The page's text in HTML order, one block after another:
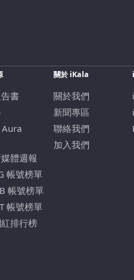
書
體週報
帳號榜單
帳號榜單
帳號榜單
排行榜
關於 iKala
關於我們
新聞專區
聯絡我們
加入我們